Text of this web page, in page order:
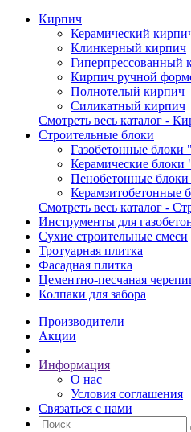
Кирпич
Керамический
Клинкерный кирпич
Гиперпрессованный
Кирпич ручной
Полнотелый кирпич
Силикатный кирпич
Смотреть весь каталог -
Строительные блоки
Газобетонные блоки
Керамические блоки
Пенобетонные
Керамзитобетонные
Смотреть весь каталог -
Инструменты для
Сухие строительные смеси
Тротуарная плитка
Фасадная плитка
Цементно-песчаная
Колпаки для забора
Производители
Акции
Информация
О нас
Условия соглашения
Связаться с нами